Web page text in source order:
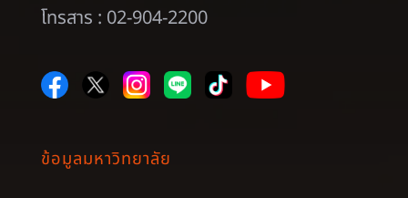
โทรสาร : 02-904-2200
ข้อมูลมหาวิทยาลัย